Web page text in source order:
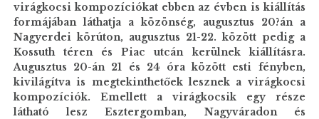
virágkocsi kompozíciókat ebben az évben is kiállítás
formájában láthatja a közönség, augusztus 20?án a
Nagyerdei körúton, augusztus 21-22. között pedig a
Kossuth téren és Piac utcán kerülnek kiállításra.
Augusztus 20-án 21 és 24 óra között esti fényben,
kivilágítva is megtekinthetőek lesznek a virágkocsi
kompozíciók. Emellett a virágkocsik egy része
látható lesz Esztergomban, Nagyváradon és